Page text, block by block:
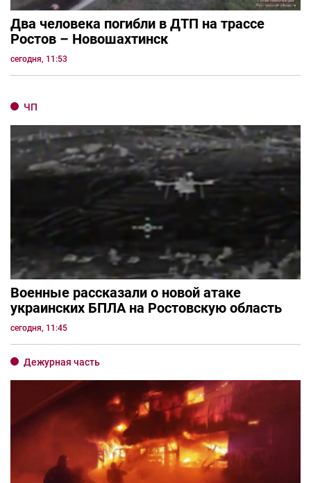
Два человека погибли в ДТП на трассе
Ростов – Новошахтинск
сегодня, 11:53
ЧП
Военные рассказали о новой атаке
украинских БПЛА на Ростовскую область
сегодня, 11:45
Дежурная часть